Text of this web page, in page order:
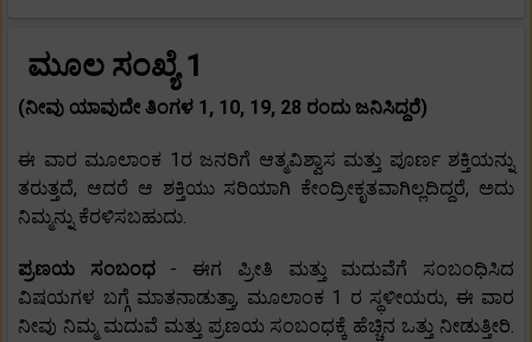
ಮೂಲ ಸಂಖ್ಯೆ 1
(ನೀವು ಯಾವುದೇ ತಿಂಗಳ 1, 10, 19, 28 ರಂದು ಜನಿಸಿದ್ದರೆ)
ಈ ವಾರ ಮೂಲಾಂಕ 1ರ ಜನರಿಗೆ ಆತ್ಮವಿಶ್ವಾಸ ಮತ್ತು ಪೂರ್ಣ ಶಕ್ತಿಯನ್ನು
ತರುತ್ತದೆ, ಆದರೆ ಆ ಶಕ್ತಿಯು ಸರಿಯಾಗಿ ಕೇಂದ್ರೀಕೃತವಾಗಿಲ್ಲದಿದ್ದರೆ, ಅದು
ನಿಮ್ಮನ್ನು ಕೆರಳಿಸಬಹುದು.
ಪ್ರಣಯ ಸಂಬಂಧ - ಈಗ ಪ್ರೀತಿ ಮತ್ತು ಮದುವೆಗೆ ಸಂಬಂಧಿಸಿದ
ವಿಷಯಗಳ ಬಗ್ಗೆ ಮಾತನಾಡುತ್ತಾ, ಮೂಲಾಂಕ 1 ರ ಸ್ಥಳೀಯರು, ಈ ವಾರ
ನೀವು ನಿಮ್ಮ ಮದುವೆ ಮತ್ತು ಪ್ರಣಯ ಸಂಬಂಧಕ್ಕೆ ಹೆಚ್ಚಿನ ಒತ್ತು ನೀಡುತ್ತೀರಿ.